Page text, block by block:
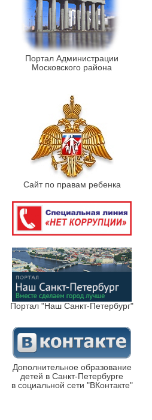
Портал Администрации
Московского района
Сайт по правам ребенка
Портал "Наш Санкт-Петербург"
Дополнительное образование
детей в Санкт-Петербурге
в социальной сети "ВКонтакте"